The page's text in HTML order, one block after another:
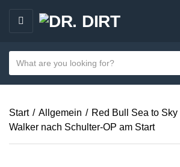
M
a
e
g
o
e
a
c
h
t
Start / Allgemein / Red Bull Sea to
Walker nach Schulter-OP am Start